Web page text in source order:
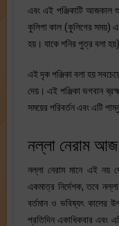
এবং এই পঞ্জিকাটি
কুলিগা কাল (কুলিগের সময়)
হয়। যাকে শনির পুত্র বলা
এই দৃক পঞ্জিকা বলা হয়
দেয়। এই পঞ্জিকা ভগবান
সময়ের পরিবর্তন এবং এটি
নল্লা নেরাম আজ
নল্লা নেরাম মানে এই নয়
একমাত্র নির্দেশক, তবে
বর্তমান ও ভবিষ্যৎ কালের
প্রতিদিন একাধিকবার এবং